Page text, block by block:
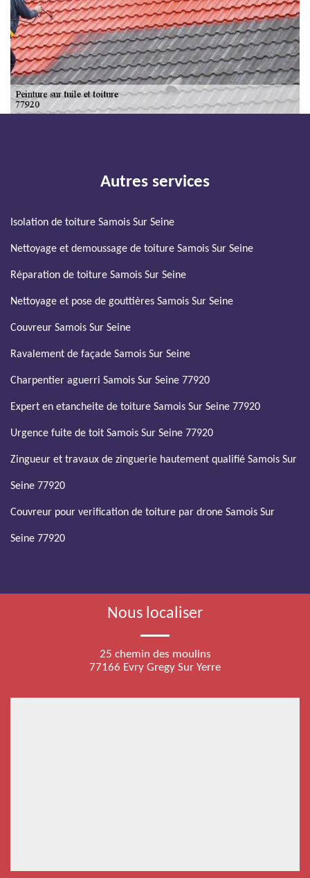
Autres services
Isolation de toiture Samois Sur Seine
Nettoyage et demoussage de toiture Samois Sur Seine
Réparation de toiture Samois Sur Seine
Nettoyage et pose de gouttières Samois Sur Seine
Couvreur Samois Sur Seine
Ravalement de façade Samois Sur Seine
Charpentier aguerri Samois Sur Seine 77920
Expert en etancheite de toiture Samois Sur Seine 77920
Urgence fuite de toit Samois Sur Seine 77920
Zingueur et travaux de zinguerie hautement qualifié Samois Sur
Seine 77920
Couvreur pour verification de toiture par drone Samois Sur
Seine 77920
Nous localiser
25 chemin des moulins
77166 Evry Gregy Sur Yerre